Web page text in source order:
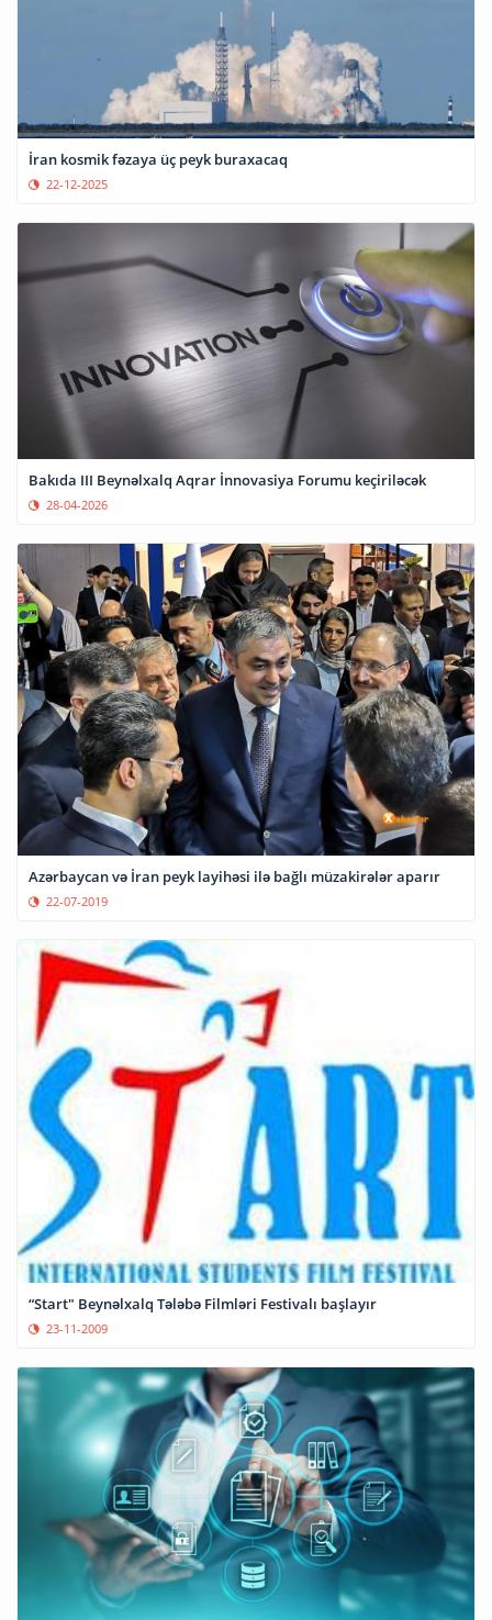
İran kosmik fəzaya üç peyk buraxacaq
22-12-2025
Bakıda III Beynəlxalq Aqrar İnnovasiya Forumu keçiriləcək
28-04-2026
Azərbaycan və İran peyk layihəsi ilə bağlı müzakirələr aparır
22-07-2019
“Start" Beynəlxalq Tələbə Filmləri Festivalı başlayır
23-11-2009